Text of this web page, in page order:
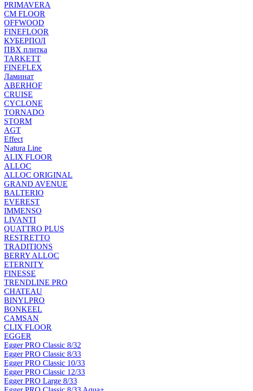
PRIMAVERA
CM FLOOR
OFFWOOD
FINEFLOOR
КУБЕРПОЛ
ПВХ плитка
TARKETT
FINEFLEX
Ламинат
ABERHOF
CRUISE
CYCLONE
TORNADO
STORM
AGT
Effect
Natura Line
ALIX FLOOR
ALLOC
ALLOC ORIGINAL
GRAND AVENUE
BALTERIO
EVEREST
IMMENSO
LIVANTI
QUATTRO PLUS
RESTRETTO
TRADITIONS
BERRY ALLOC
ETERNITY
FINESSE
TRENDLINE PRO
CHATEAU
BINYLPRO
BONKEEL
CAMSAN
CLIX FLOOR
EGGER
Egger PRO Classic 8/32
Egger PRO Classic 8/33
Egger PRO Classic 10/33
Egger PRO Classic 12/33
Egger PRO Large 8/33